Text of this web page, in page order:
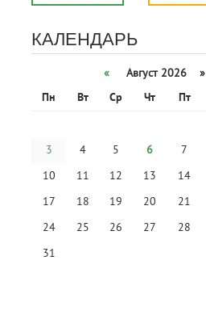
КАЛЕНДАРЬ
«
Август 2026 »
Пн
Вт Ср Чт Пт
3
4 5 6 7
10
11 12 13 14
17
18 19 20 21
24
25 26 27 28
31